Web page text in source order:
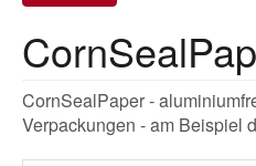
CornSealPaper -
Verpackungen - am Beispiel